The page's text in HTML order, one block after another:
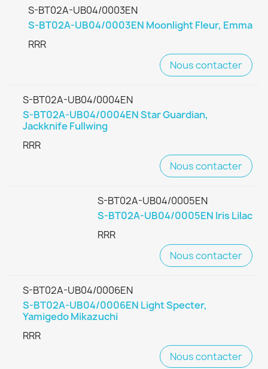
S-BT02A-UB04/0003EN
S-BT02A-UB04/0003EN Moonlight Fleur, Emma
RRR
Nous contacter
S-BT02A-UB04/0004EN
S-BT02A-UB04/0004EN Star Guardian,
Jackknife Fullwing
RRR
Nous contacter
S-BT02A-UB04/0005EN
S-BT02A-UB04/0005EN Iris Lilac
RRR
Nous contacter
S-BT02A-UB04/0006EN
S-BT02A-UB04/0006EN Light Specter,
Yamigedo Mikazuchi
RRR
Nous contacter